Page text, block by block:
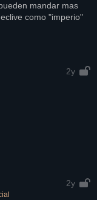
mandar mas
como "imperio"
2y
2y